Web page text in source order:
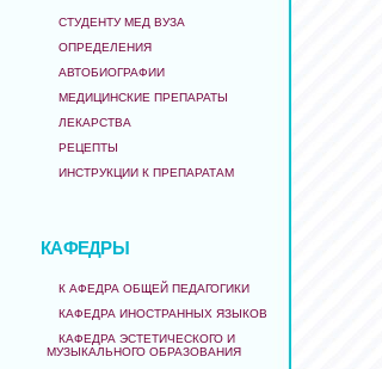
СТУДЕНТУ МЕД ВУЗА
ОПРЕДЕЛЕНИЯ
АВТОБИОГРАФИИ
МЕДИЦИНСКИЕ ПРЕПАРАТЫ
ЛЕКАРСТВА
РЕЦЕПТЫ
ИНСТРУКЦИИ К ПРЕПАРАТАМ
КАФЕДРЫ
К АФЕДРА ОБЩЕЙ ПЕДАГОГИКИ
КАФЕДРА ИНОСТРАННЫХ ЯЗЫКОВ
КАФЕДРА ЭСТЕТИЧЕСКОГО И
МУЗЫКАЛЬНОГО ОБРАЗОВАНИЯ